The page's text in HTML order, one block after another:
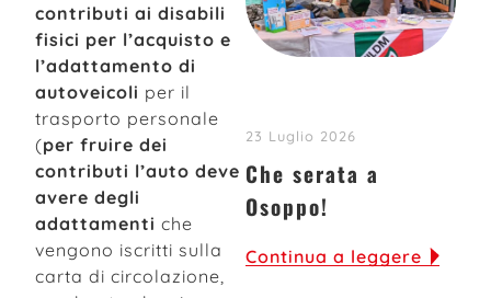
contributi ai disabili
fisici per l’acquisto e
l’adattamento di
autoveicoli per il
trasporto personale
(per fruire dei
contributi l’auto deve
avere degli
adattamenti che
vengono iscritti sulla
carta di circolazione,
23 Luglio 2026
Che serata a
Osoppo!
Continua a leggere